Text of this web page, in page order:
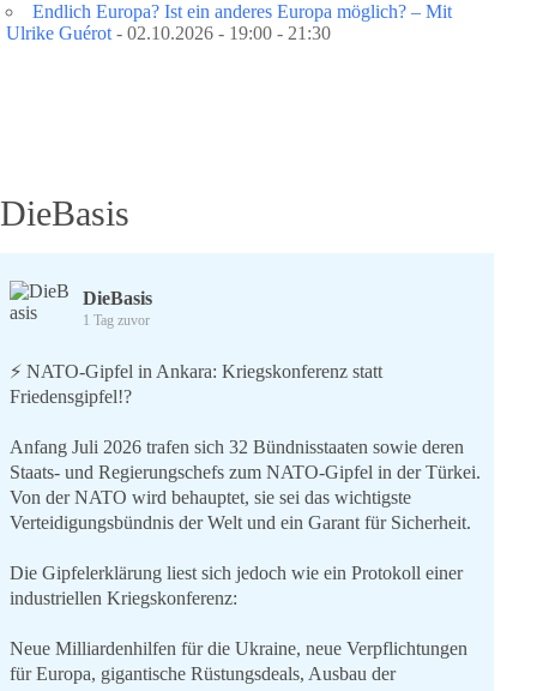
Endlich Europa? Ist ein anderes Europa möglich? – Mit
Ulrike Guérot- 02.10.2026 - 19:00 - 21:30
DieBasis
DieBasis
1 Tag zuvor
⚡️ NATO-Gipfel in Ankara: Kriegskonferenz statt
Friedensgipfel!?
Anfang Juli 2026 trafen sich 32 Bündnisstaaten sowie deren
Staats- und Regierungschefs zum NATO-Gipfel in der Türkei.
Von der NATO wird behauptet, sie sei das wichtigste
Verteidigungsbündnis der Welt und ein Garant für Sicherheit.
Die Gipfelerklärung liest sich jedoch wie ein Protokoll einer
industriellen Kriegskonferenz:
Neue Milliardenhilfen für die Ukraine, neue Verpflichtungen
für Europa, gigantische Rüstungsdeals, Ausbau der